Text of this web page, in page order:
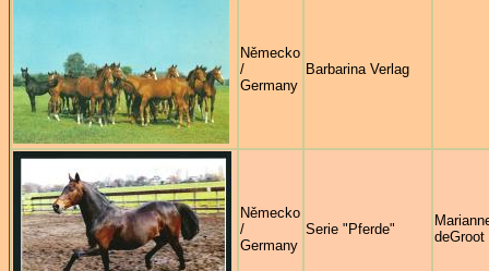
Německo
/
Germany
Barbarina Verlag
Německo
/
Germany
Serie "Pferde"
deGroot